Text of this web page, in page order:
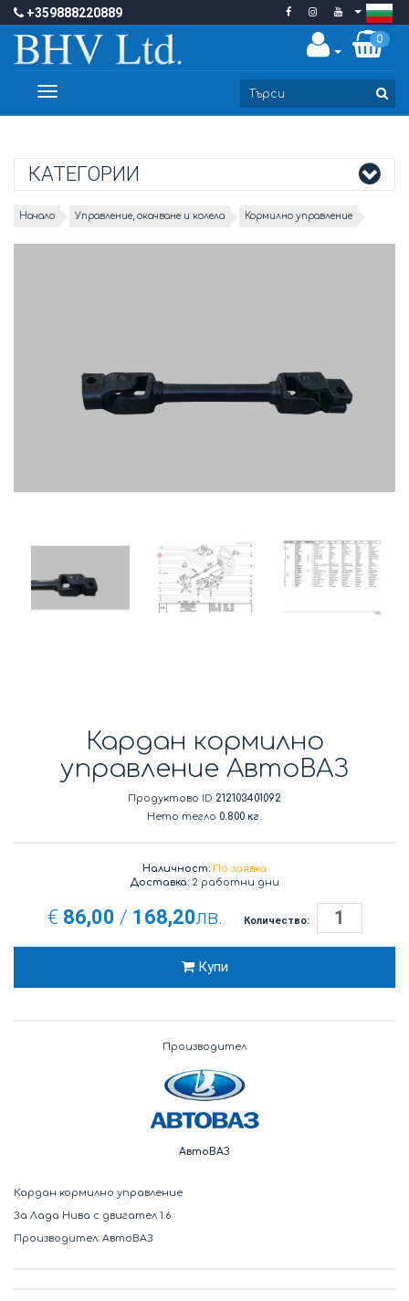
+359888220889
0
Toggle
КАТЕГОРИИ
Начало Управление, окачване и колела Кормилно управление
Кардан кормилно
управление АвтоВАЗ
Продуктово ID 212103401092
Нето тегло 0.800 кг.
Наличност: По заявка
Доставка: 2 работни дни
€ 86,00 / 168,20лв. Количество:
Купи
Производител
АвтоВАЗ
Кардан кормилно управление
За Лада Нива с двигател 1.6
Производител: АвтоВАЗ